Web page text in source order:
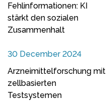
Fehlinformationen: KI
stärkt den sozialen
Zusammenhalt
30 December 2024
Arzneimittelforschung mit
zellbasierten
Testsystemen